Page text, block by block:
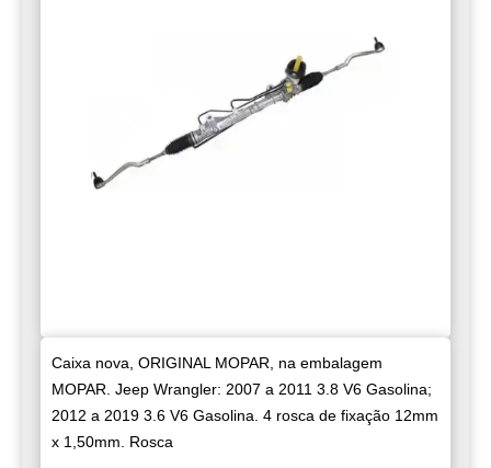
Caixa nova, ORIGINAL MOPAR, na embalagem
MOPAR. Jeep Wrangler: 2007 a 2011 3.8 V6 Gasolina;
2012 a 2019 3.6 V6 Gasolina. 4 rosca de fixação 12mm
x 1,50mm. Rosca